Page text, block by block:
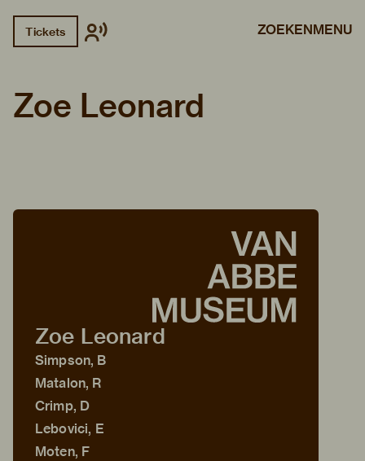
Tickets ZOEKENMENU
Zoe Leonard
Zoe Leonard
Simpson, B
Matalon, R
Crimp, D
Lebovici, E
Moten, F